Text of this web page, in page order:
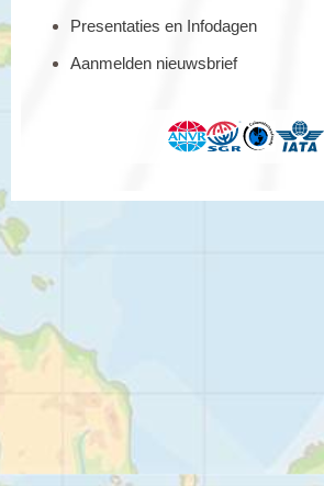
Presentaties en Infodagen
Aanmelden nieuwsbrief